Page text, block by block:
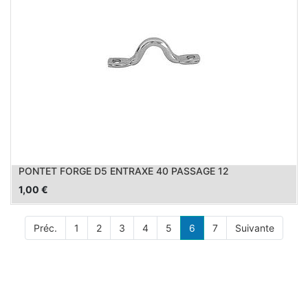
PONTET FORGE D5 ENTRAXE 40 PASSAGE 12
1,00 €
Préc. 1 2 3 4 5 6 7 Suivante